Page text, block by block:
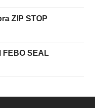
ZIP STOP
FEBO SEAL